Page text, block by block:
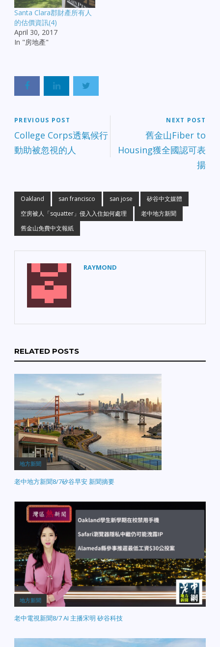
Santa Clara郡財產所有人
的估價資訊(4)
April 30, 2017
In "房地產"
PREVIOUS POST
College Corps透氣候行
動助被忽視的人
NEXT POST
舊金山Fiber to
Housing獲全國認可表
揚
Oakland san francisco san jose
矽谷中文媒體
空房被人「squatter」侵入入住如何處理
老中地方新聞
舊金山免費中文報紙
RAYMOND
RELATED POSTS
地方新聞
老中地方新聞8/7矽谷早安 新聞摘要
地方新聞
老中電視新聞8/7 AI 主播宋明 矽谷科技